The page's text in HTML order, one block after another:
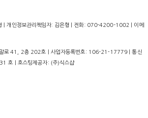
| 개인정보관리책임자: 김은형 | 전화: 070-4200-1002 | 이메
로 41, 2층 202호 | 사업자등록번호: 106-21-17779 | 통신
호 | 호스팅제공자: (주)식스샵